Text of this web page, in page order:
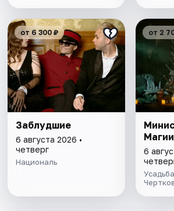
от 6 300 ₽
Заблудшие
6 августа 2026 •
четверг
Националь
от 2
Магии
6